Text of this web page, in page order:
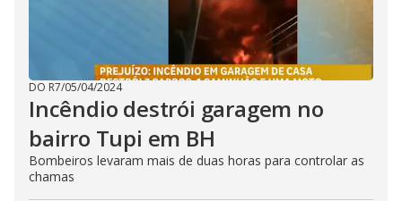
DO R7/05/04/2024
Incêndio destrói garagem no
bairro Tupi em BH
Bombeiros levaram mais de duas horas para controlar as
chamas